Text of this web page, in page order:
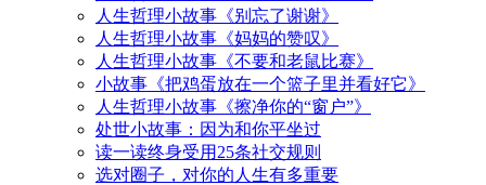
人生哲理小故事《别忘了谢谢》
人生哲理小故事《妈妈的赞叹》
人生哲理小故事《不要和老鼠比赛》
小故事《把鸡蛋放在一个篮子里并看好它》
人生哲理小故事《擦净你的“窗户”》
处世小故事：因为和你平坐过
读一读终身受用25条社交规则
选对圈子，对你的人生有多重要